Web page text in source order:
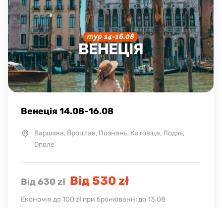
Венеція 14.08-16.08
Варшава, Вроцлав, Познань, Катовіце, Лодзь,
Ополе
Від 630 zł Від 530 zł
Економія до 100 zł при бронюванні до 13.08